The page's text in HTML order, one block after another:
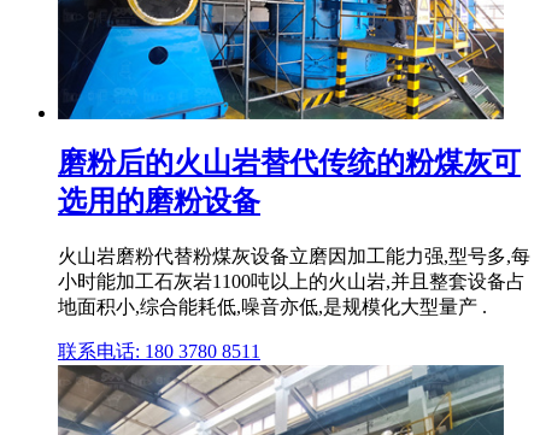
磨粉后的火山岩替代传统的粉煤灰可
选用的磨粉设备
火山岩磨粉代替粉煤灰设备立磨因加工能力强,型号多,每
小时能加工石灰岩1100吨以上的火山岩,并且整套设备占
地面积小,综合能耗低,噪音亦低,是规模化大型量产 .
联系电话: 180 3780 8511